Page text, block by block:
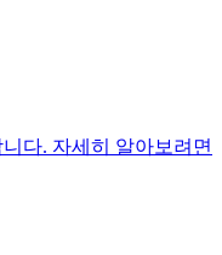
다. 자세히 알아보려면